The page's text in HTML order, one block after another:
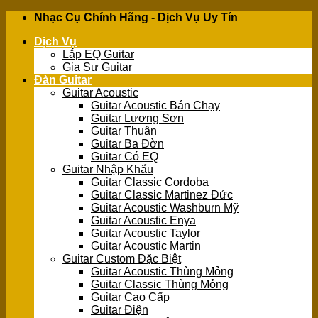
Skip
content
Nhạc Cụ Chính Hãng - Dịch Vụ Uy Tín
Dịch Vụ
Lắp EQ Guitar
Gia Sư Guitar
Đàn Guitar
Guitar Acoustic
Guitar Acoustic Bán Chạy
Guitar Lương Sơn
Guitar Thuận
Guitar Ba Đờn
Guitar Có EQ
Guitar Nhập Khẩu
Guitar Classic Cordoba
Guitar Classic Martinez Đức
Guitar Acoustic Washburn Mỹ
Guitar Acoustic Enya
Guitar Acoustic Taylor
Guitar Acoustic Martin
Guitar Custom Đặc Biệt
Guitar Acoustic Thùng Mỏng
Guitar Classic Thùng Mỏng
Guitar Cao Cấp
Guitar Điện